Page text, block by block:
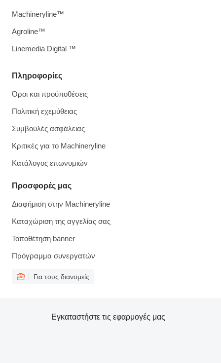
Πληροφορίες
Όροι και προϋποθέσεις
Πολιτική εχεμύθειας
Συμβουλές ασφάλειας
Κριτικές για το Machineryline
Κατάλογος επωνυμιών
Προσφορές μας
Διαφήμιση στην Machineryline
Καταχώριση της αγγελίας σας
Τοποθέτηση banner
Πρόγραμμα συνεργατών
Για τους διανομείς
Machineryline™
Agroline™
Linemedia Digital ™
Εγκαταστήστε τις εφαρμογές μας